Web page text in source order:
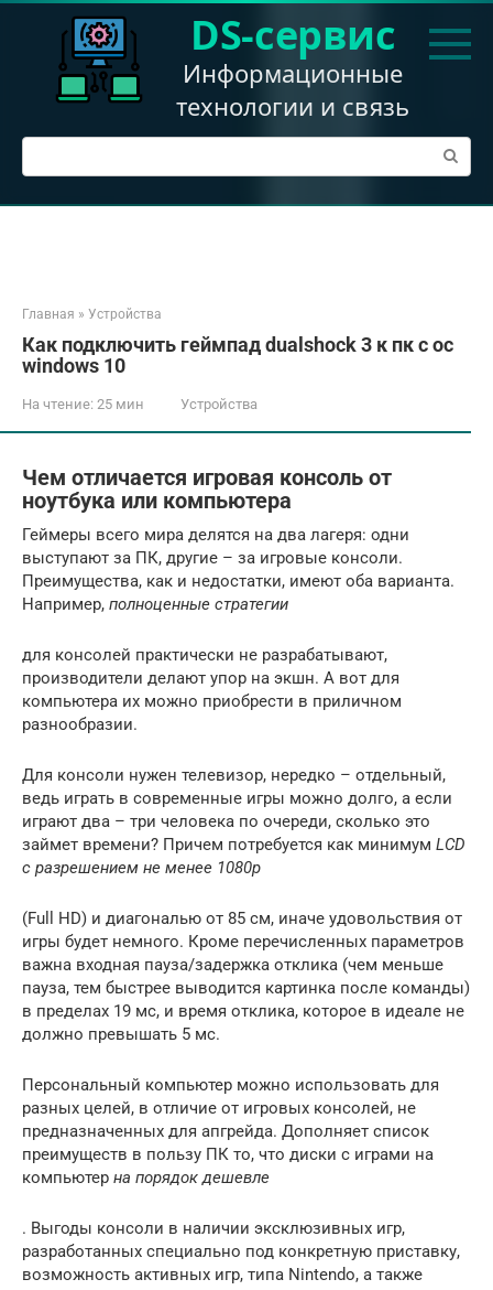
Перейти
DS-сервис
Информационные
технологии и связь
Поиск:
Главная » Устройства
Как подключить геймпад dualshock 3 к пк с ос
windows 10
На чтение: 25 мин Устройства
Чем отличается игровая консоль от
ноутбука или компьютера
Геймеры всего мира делятся на два лагеря: одни
выступают за ПК, другие – за игровые консоли.
Преимущества, как и недостатки, имеют оба варианта.
Например, полноценные стратегии
для консолей практически не разрабатывают,
производители делают упор на экшн. А вот для
компьютера их можно приобрести в приличном
разнообразии.
Для консоли нужен телевизор, нередко – отдельный,
ведь играть в современные игры можно долго, а если
играют два – три человека по очереди, сколько это
займет времени? Причем потребуется как минимум LCD
с разрешением не менее 1080p
(Full HD) и диагональю от 85 см, иначе удовольствия от
игры будет немного. Кроме перечисленных параметров
важна входная пауза/задержка отклика (чем меньше
пауза, тем быстрее выводится картинка после команды)
в пределах 19 мс, и время отклика, которое в идеале не
должно превышать 5 мс.
Персональный компьютер можно использовать для
разных целей, в отличие от игровых консолей, не
предназначенных для апгрейда. Дополняет список
преимуществ в пользу ПК то, что диски с играми на
компьютер на порядок дешевле
. Выгоды консоли в наличии эксклюзивных игр,
разработанных специально под конкретную приставку,
возможность активных игр, типа Nintendo, а также